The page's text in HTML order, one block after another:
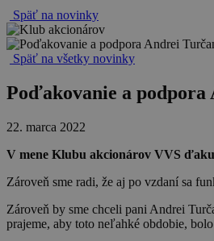
Späť na novinky
Späť na všetky novinky
Poďakovanie a podpora
22. marca 2022
V mene Klubu akcionárov VVS
Zároveň sme radi, že aj po vzdaní sa
Zároveň by sme chceli pani Andrei
prajeme, aby toto neľahké obdobie,